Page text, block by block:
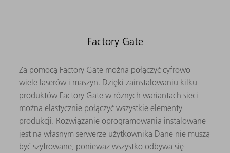
Factory Gate
Za pomocą Factory Gate można połączyć cyfrowo
wiele laserów i maszyn. Dzięki zainstalowaniu kilku
produktów Factory Gate w różnych wariantach sieci
można elastycznie połączyć wszystkie elementy
produkcji. Rozwiązanie oprogramowania instalowane
jest na własnym serwerze użytkownika Dane nie muszą
być szyfrowane, ponieważ wszystko odbywa się